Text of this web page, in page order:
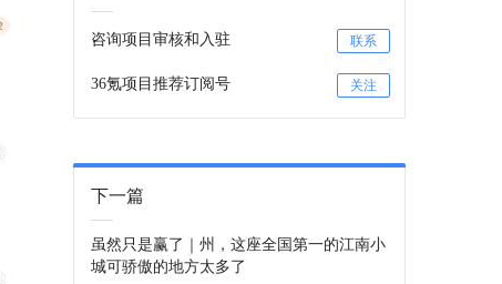
咨询项目审核和入驻 联系
36氪项目推荐订阅号 关注
下一篇
虽然只是赢了｜州，这座全国第一的江南小
城可骄傲的地方太多了